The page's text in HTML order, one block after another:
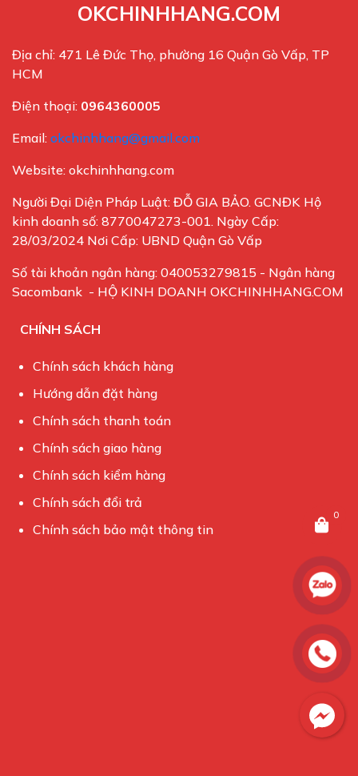
OKCHINHHANG.COM
Địa chỉ: 471 Lê Đức Thọ, phường 16 Quận Gò Vấp, TP
HCM
Điện thoại: 0964360005
Email: okchinhhang@gmail.com
Website: okchinhhang.com
Người Đại Diện Pháp Luật: ĐỖ GIA BẢO. GCNĐK Hộ
kinh doanh số: 8770047273-001. Ngày Cấp:
28/03/2024 Nơi Cấp: UBND Quận Gò Vấp
Số tài khoản ngân hàng: 040053279815 - Ngân hàng
Sacombank - HỘ KINH DOANH OKCHINHHANG.COM
CHÍNH SÁCH
Chính sách khách hàng
Hướng dẫn đặt hàng
Chính sách thanh toán
Chính sách giao hàng
Chính sách kiểm hàng
Chính sách đổi trả
Chính sách bảo mật thông tin
0